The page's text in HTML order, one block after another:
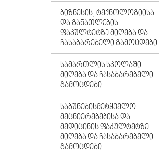
ᲑᲘᲖᲜᲔᲡᲘᲡ, ᲢᲔᲥᲜᲝᲚᲝᲒᲘᲘᲡᲐ
ᲓᲐ ᲒᲐᲜᲐᲗᲚᲔᲑᲘᲡ
ᲤᲐᲙᲣᲚᲢᲔᲢᲖᲔ ᲛᲘᲦᲔᲑᲐ ᲓᲐ
ᲩᲐᲡᲐᲑᲐᲠᲔᲑᲔᲚᲘ ᲒᲐᲛᲝᲪᲓᲔᲑᲘ
ᲡᲐᲛᲐᲠᲗᲚᲘᲡ ᲡᲙᲝᲚᲐᲨᲘ
ᲛᲘᲦᲔᲑᲐ ᲓᲐ ᲩᲐᲡᲐᲑᲐᲠᲔᲑᲔᲚᲘ
ᲒᲐᲛᲝᲪᲓᲔᲑᲘ
ᲡᲐᲑᲣᲜᲔᲑᲘᲡᲛᲔᲢᲧᲕᲔᲚᲝ
ᲛᲔᲪᲜᲘᲔᲠᲔᲑᲔᲑᲘᲡᲐ ᲓᲐ
ᲛᲔᲓᲘᲪᲘᲜᲘᲡ ᲤᲐᲙᲣᲚᲢᲔᲢᲖᲔ
ᲛᲘᲦᲔᲑᲐ ᲓᲐ ᲩᲐᲡᲐᲑᲐᲠᲔᲑᲔᲚᲘ
ᲒᲐᲛᲝᲪᲓᲔᲑᲘ